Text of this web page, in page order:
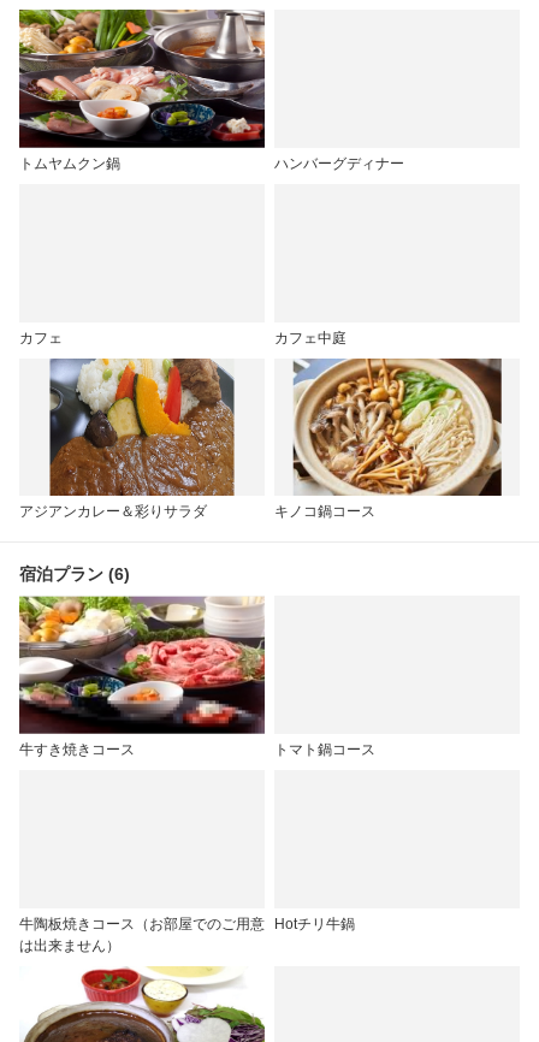
トムヤムクン鍋 ハンバーグディナー
カフェ カフェ中庭
アジアンカレー＆彩りサラダ キノコ鍋コース
宿泊プラン (6)
牛すき焼きコース トマト鍋コース
牛陶板焼きコース（お部屋でのご用意
は出来ません）
Hotチリ牛鍋